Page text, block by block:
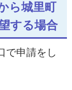
ら城里町
する場合
で申請をし